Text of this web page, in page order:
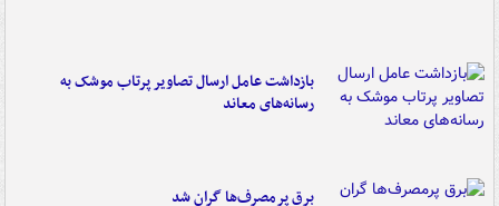
بازداشت عامل ارسال تصاویر پرتاب موشک به
رسانه‌های معاند
برق پرمصرف‌ها گران شد